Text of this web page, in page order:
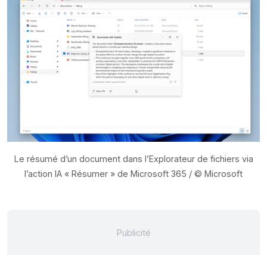
Le résumé d’un document dans l’Explorateur de fichiers via
l’action IA « Résumer » de Microsoft 365 / © Microsoft